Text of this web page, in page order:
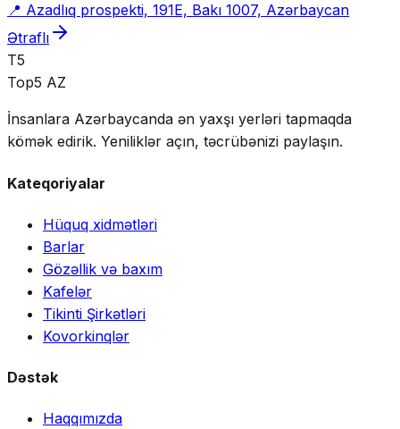
📍 Azadlıq prospekti, 191E, Bakı 1007, Azərbaycan
Ətraflı
T5
Top5 AZ
İnsanlara Azərbaycanda ən yaxşı yerləri tapmaqda
kömək edirik. Yeniliklər açın, təcrübənizi paylaşın.
Kateqoriyalar
Hüquq xidmətləri
Barlar
Gözəllik və baxım
Kafelər
Tikinti Şirkətləri
Kovorkinqlər
Dəstək
Haqqımızda